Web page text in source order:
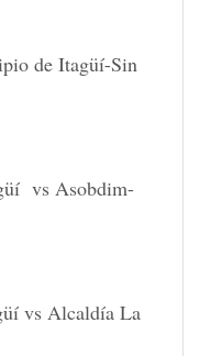
de Itagüí-Sin
vs Asobdim-
vs Alcaldía La